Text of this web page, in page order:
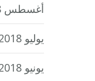
أغسطس 2018
يوليو 2018
يونيو 2018